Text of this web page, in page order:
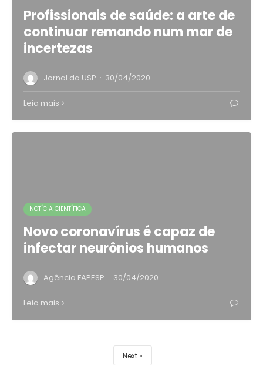
Profissionais de saúde: a arte de
continuar remando num mar de
incertezas
Jornal da USP · 30/04/2020
Leia mais
NOTÍCIA CIENTÍFICA
Novo coronavírus é capaz de
infectar neurônios humanos
Agência FAPESP · 30/04/2020
Leia mais
Next